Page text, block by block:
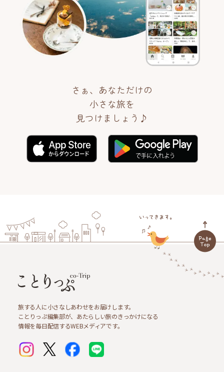
さぁ、あなただけの
小さな旅を
見つけましょう♪
旅する人に小さなしあわせをお届けします。
ことりっぷ編集部が、あたらしい旅のきっかけになる
情報を毎日配信するWEBメディアです。